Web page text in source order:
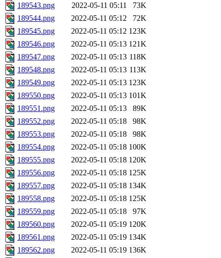
189543.png
2022-05-11 05:11
73K
189544.png
2022-05-11 05:12
72K
189545.png
2022-05-11 05:12 123K
189546.png
2022-05-11 05:13 121K
189547.png
2022-05-11 05:13 118K
189548.png
2022-05-11 05:13 113K
189549.png
2022-05-11 05:13 123K
189550.png
2022-05-11 05:13 101K
189551.png
2022-05-11 05:13
89K
189552.png
2022-05-11 05:18
98K
189553.png
2022-05-11 05:18
98K
189554.png
2022-05-11 05:18 100K
189555.png
2022-05-11 05:18 120K
189556.png
2022-05-11 05:18 125K
189557.png
2022-05-11 05:18 134K
189558.png
2022-05-11 05:18 125K
189559.png
2022-05-11 05:18
97K
189560.png
2022-05-11 05:19 120K
189561.png
2022-05-11 05:19 134K
189562.png
2022-05-11 05:19 136K